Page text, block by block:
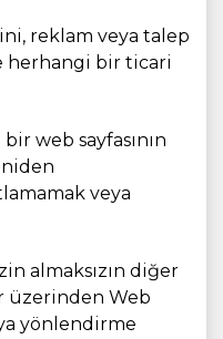
reklam veya talep
herhangi bir ticari
web sayfasının
veya
almaksızın diğer
üzerinden Web
yönlendirme